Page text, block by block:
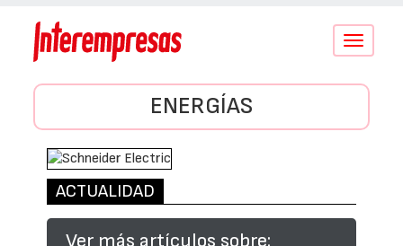
Conmutar
ENERGÍAS
ACTUALIDAD
Ver más artículos sobre: